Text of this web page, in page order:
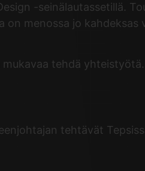
-seinälautassetillä.
on menossa jo
tehdä
tehtävät